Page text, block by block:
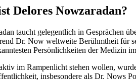
Delores Nowzaradan?
taucht gelegentlich in Gesprächen
Dr. Now weltweite Berühmtheit für
Persönlichkeiten der Medizin
im Rampenlicht stehen wollen,
insbesondere als Dr. Nows